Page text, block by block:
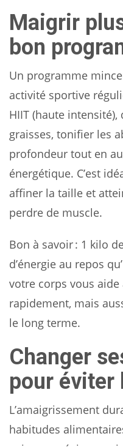
Maigrir
bon
Un programme
activité sportive
HIIT (haute
graisses, tonifier les
profondeur tout en
énergétique. C’est
affiner la taille et
perdre de muscle.
Bon à savoir : 1 kilo
d’énergie au repos
votre corps vous
rapidement, mais
le long terme.
Changer
pour éviter
L’amaigrissement
habitudes